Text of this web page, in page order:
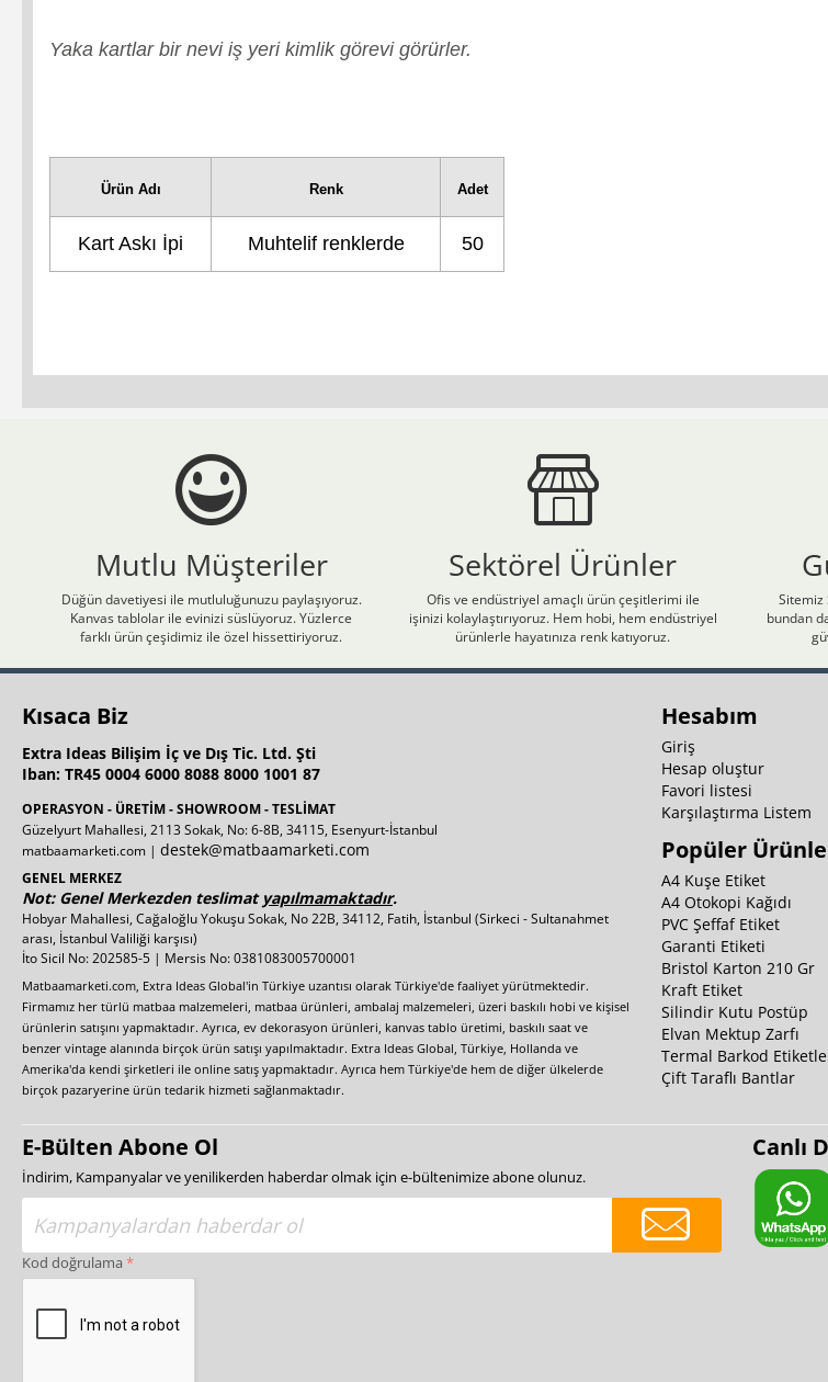
Yaka kartlar bir nevi iş yeri kimlik görevi görürler.
Ürün Adı Renk Adet
Kart Askı İpi Muhtelif renklerde 50
Mutlu Müşteriler
Düğün davetiyesi ile mutluluğunuzu paylaşıyoruz.
Kanvas tablolar ile evinizi süslüyoruz. Yüzlerce
farklı ürün çeşidimiz ile özel hissettiriyoruz.
Sektörel Ürünler
Ofis ve endüstriyel amaçlı ürün çeşitlerimi ile
işinizi kolaylaştırıyoruz. Hem hobi, hem endüstriyel
ürünlerle hayatınıza renk katıyoruz.
Sitemiz
bundan
Kısaca Biz
Extra Ideas Bilişim İç ve Dış Tic. Ltd. Şti
Iban: TR45 0004 6000 8088 8000 1001 87
OPERASYON - ÜRETİM - SHOWROOM - TESLİMAT
Güzelyurt Mahallesi, 2113 Sokak, No: 6-8B, 34115, Esenyurt-İstanbul
matbaamarketi.com | destek@matbaamarketi.com
GENEL MERKEZ
Not: Genel Merkezden teslimat yapılmamaktadır.
Hobyar Mahallesi, Cağaloğlu Yokuşu Sokak, No 22B, 34112, Fatih, İstanbul (Sirkeci - Sultanahmet
arası, İstanbul Valiliği karşısı)
İto Sicil No: 202585-5 | Mersis No: 0381083005700001
Matbaamarketi.com, Extra Ideas Global'in Türkiye uzantısı olarak Türkiye'de faaliyet yürütmektedir.
Firmamız her türlü matbaa malzemeleri, matbaa ürünleri, ambalaj malzemeleri, üzeri baskılı hobi ve kişisel
ürünlerin satışını yapmaktadır. Ayrıca, ev dekorasyon ürünleri, kanvas tablo üretimi, baskılı saat ve
benzer vintage alanında birçok ürün satışı yapılmaktadır. Extra Ideas Global, Türkiye, Hollanda ve
Amerika'da kendi şirketleri ile online satış yapmaktadır. Ayrıca hem Türkiye'de hem de diğer ülkelerde
birçok pazaryerine ürün tedarik hizmeti sağlanmaktadır.
Hesabım
Giriş
Hesap oluştur
Favori listesi
Karşılaştırma Listem
Popüler
A4 Kuşe Etiket
A4 Otokopi Kağıdı
PVC Şeffaf Etiket
Garanti Etiketi
Bristol Karton 210 Gr
Kraft Etiket
Silindir Kutu Postüp
Elvan Mektup Zarfı
Termal Barkod
Çift Taraflı Bantlar
E-Bülten Abone Ol
İndirim, Kampanyalar ve yenilikerden haberdar olmak için e-bültenimize abone olunuz.
Kod doğrulama
Canlı